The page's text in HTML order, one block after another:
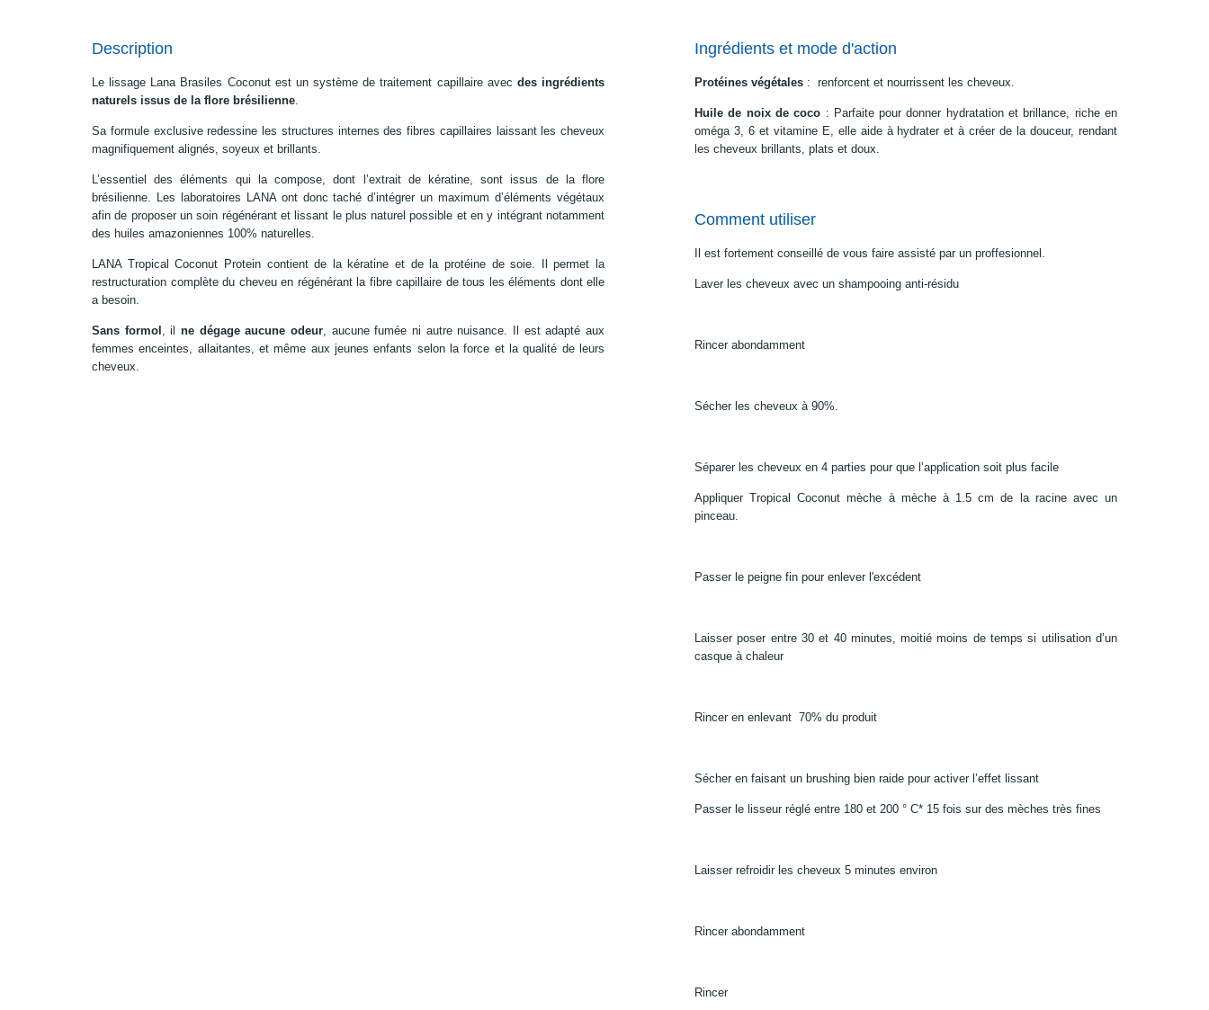
Description
Le lissage Lana Brasiles Coconut est un système de traitement capillaire avec des ingrédients
naturels issus de la flore brésilienne
Sa formule exclusive redessine les structures internes des fibres capillaires laissant les cheveux
magnifiquement alignés, soyeux et brillants.
L’essentiel des éléments qui la compose, dont l’extrait de kératine, sont issus de la flore
brésilienne. Les laboratoires LANA ont donc taché d’intégrer un maximum d’éléments végétaux
afin de proposer un soin régénérant et lissant le plus naturel possible et en y intégrant notamment
des huiles amazoniennes 100% naturelles.
LANA Tropical Coconut Protein contient de la kératine et de la protéine de soie. Il permet la
restructuration complète du cheveu en régénérant la fibre capillaire de tous les éléments dont elle
a besoin.
Sans formol , ilne dégage aucune odeur , aucune fumée ni autre nuisance. Il est adapté aux
femmes enceintes, allaitantes, et même aux jeunes enfants selon la force et la qualité de leurs
cheveux.
Ingrédients et mode d'action
Protéines végétales : renforcent et nourrissent les cheveux.
Huile de noix de coco : Parfaite pour donner hydratation et brillance, riche en
oméga 3, 6 et vitamine E, elle aide à hydrater et à créer de la douceur, rendant
les cheveux brillants, plats et doux.
Comment utiliser
Il est fortement conseillé de vous faire assisté par un proffesionnel.
Laver les cheveux avec un shampooing anti-résidu
Rincer abondamment
Sécher les cheveux à 90%.
Séparer les cheveux en 4 parties pour que l’application soit plus facile
Appliquer Tropical Coconut mèche à mèche à 1.5 cm de la racine avec un
pinceau.
Passer le peigne fin pour enlever l'excédent
Laisser poser entre 30 et 40 minutes, moitié moins de temps si utilisation d’un
casque à chaleur
Rincer en enlevant 70% du produit
Sécher en faisant un brushing bien raide pour activer l’effet lissant
Passer le lisseur réglé entre 180 et 200 ° C* 15 fois sur des mèches très fines
Laisser refroidir les cheveux 5 minutes environ
Rincer abondamment
Rincer